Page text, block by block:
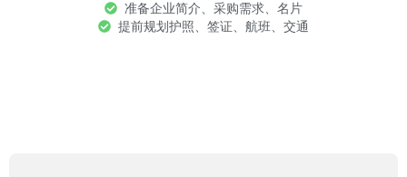
准备企业简介、采购需求、名片
提前规划护照、签证、航班、交通